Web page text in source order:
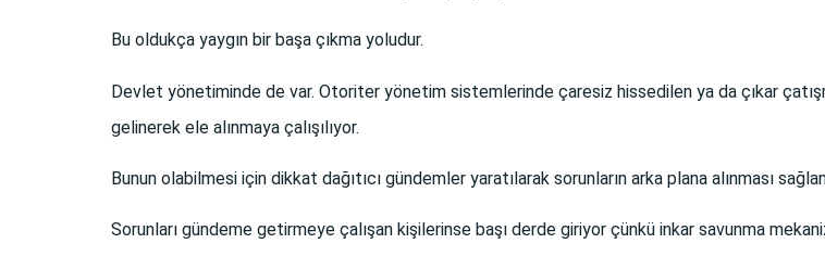
Bu oldukça yaygın bir başa çıkma yoludur.
Devlet yönetiminde de var. Otoriter yönetim sistemlerinde çaresiz hissedilen ya da çıkar
gelinerek ele alınmaya çalışılıyor.
Bunun olabilmesi için dikkat dağıtıcı gündemler yaratılarak sorunların arka plana alınması
Sorunları gündeme getirmeye çalışan kişilerinse başı derde giriyor çünkü inkar savunma